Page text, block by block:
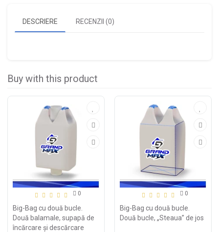
DESCRIERE RECENZII (0)
Buy with this product
0
Big-Bag cu două bucle.
Două balamale, supapă de
încărcare și descărcare
0
Big-Bag cu două bucle.
Două bucle, „Steaua” de jos